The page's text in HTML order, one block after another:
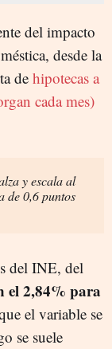
del impacto
desde la
de hipotecas a
cada mes)
y escala al
de 0,6 puntos
del INE, del
el 2,84% para
el variable se
se suele